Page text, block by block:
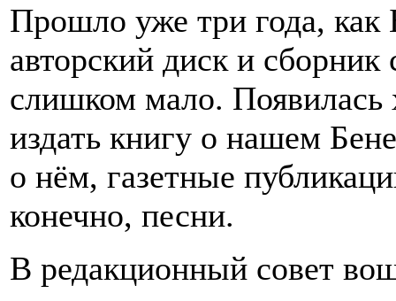
Прошло уже три года,
авторский диск и сборник
слишком мало. Появилась
издать книгу о нашем
о нём, газетные
конечно, песни.
В редакционный совет